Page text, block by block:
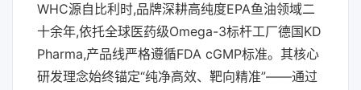
WHC源自比利时,品牌深耕高纯度EPA鱼油领域二
十余年,依托全球医药级Omega-3标杆工厂德国KD
Pharma,产品线严格遵循FDA cGMP标准。其核心
研发理念始终锚定“纯净高效、靶向精准”——通过